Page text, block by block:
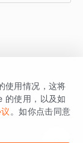
平台为 GrowingIO
使用情况，这将
的使用，以及如
。如你点击同意